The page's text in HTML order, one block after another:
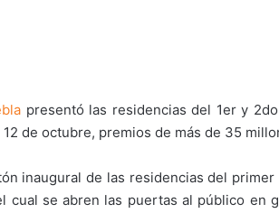
presentó las residencias del 1er y
de octubre, premios de más de 35
inaugural de las residencias del
cual se abren las puertas al público en